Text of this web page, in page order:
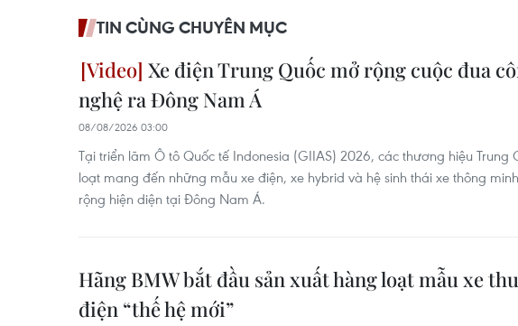
TIN CÙNG CHUYÊN MỤC
Xe điện Trung Quốc mở rộng cuộc đua
nghệ ra Đông Nam Á
08/08/2026 03:00
Tại triển lãm Ô tô Quốc tế Indonesia (GIIAS) 2026, các thương hiệu Trung
loạt mang đến những mẫu xe điện, xe hybrid và hệ sinh thái xe thông
rộng hiện diện tại Đông Nam Á.
Hãng BMW bắt đầu sản xuất hàng loạt mẫu xe
điện “thế hệ mới”